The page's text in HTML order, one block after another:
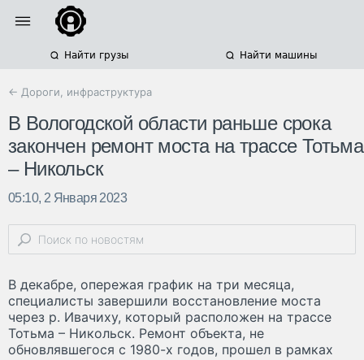
Найти грузы Найти машины
← Дороги, инфраструктура
В Вологодской области раньше срока
закончен ремонт моста на трассе Тотьма
– Никольск
05:10, 2 Января 2023
В декабре, опережая график на три месяца,
специалисты завершили восстановление моста
через р. Ивачиху, который расположен на трассе
Тотьма – Никольск. Ремонт объекта, не
обновлявшегося с 1980-х годов, прошел в рамках